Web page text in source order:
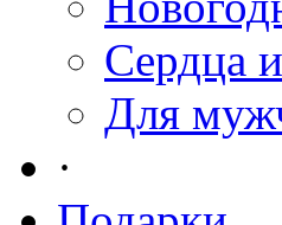
Сердца
Для
·